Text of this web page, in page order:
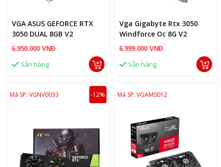
VGA ASUS GEFORCE RTX
3050 DUAL 8GB V2
6.950.000 VNĐ
Sẵn hàng
Vga Gigabyte Rtx 3050
Windforce Oc 8G V2
(N3050Wf2Ocv2-8G)
6.999.000 VNĐ
Sẵn hàng
Mã SP: VGNV0033 -12% Mã SP: VGAM0012